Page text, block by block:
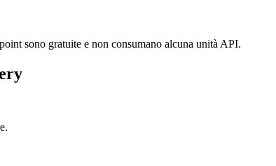
sono gratuite e non consumano alcuna unità API.